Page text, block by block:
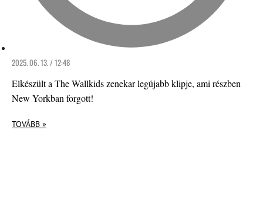
2025. 06. 13. / 12:48
Elkészült a The Wallkids zenekar legújabb klipje, ami részben
New Yorkban forgott!
TOVÁBB »